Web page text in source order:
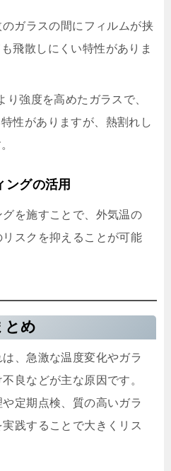
のガラスの間にフィルムが挟
飛散しにくい特性がありま
り強度を高めたガラスで、
性がありますが、熱割れし
ングの活用
を施すことで、外気温の
スクを抑えることが可能
とめ
、急激な温度変化やガラ
良などが主な原因です。
定期点検、質の高いガラ
践することで大きくリス